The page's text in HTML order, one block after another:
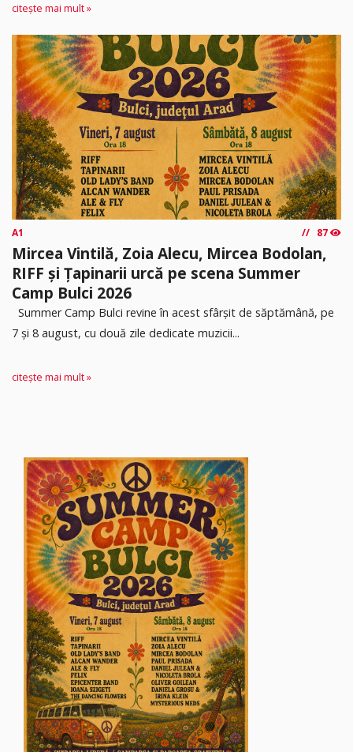
citește mai mult »
A1 87
Mircea Vintilă, Zoia Alecu, Mircea Bodolan,
RIFF și Țapinarii urcă pe scena Summer
Camp Bulci 2026
Summer Camp Bulci revine în acest sfârșit de săptămână, pe
7 și 8 august, cu două zile dedicate muzicii...
citește mai mult »